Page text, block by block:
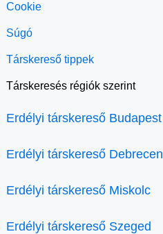
Cookie
Súgó
Társkereső tippek
Társkeresés régiók szerint
Erdélyi társkereső Budapest
Erdélyi társkereső Debrecen
Erdélyi társkereső Miskolc
Erdélyi társkereső Szeged